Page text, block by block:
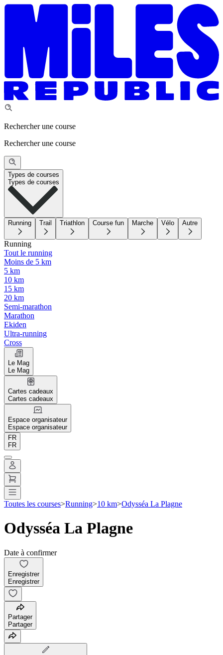
Rechercher une course
Rechercher une course
Types de courses
Types de courses
Running Trail Triathlon Course fun Marche Vélo Autre
Running
Tout le running
Moins de 5 km
5 km
10 km
15 km
20 km
Semi-marathon
Marathon
Ekiden
Ultra-running
Cross
Le Mag
Le Mag
Cartes cadeaux
Cartes cadeaux
Espace organisateur
Espace organisateur
FR
FR
Toutes les courses>Running>10 km>Odysséa La Plagne
Odysséa La Plagne
Date à confirmer
Enregistrer
Enregistrer
Partager
Partager